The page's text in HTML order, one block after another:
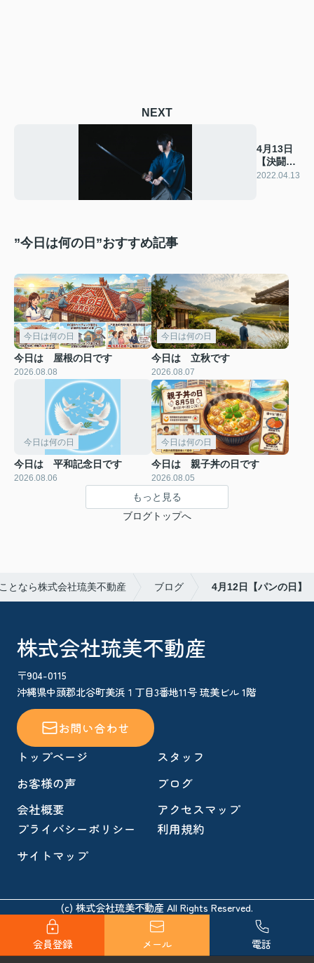
NEXT
4月13日
【決闘の
日】
2022.04.13
”今日は何の日”おすすめ記事
今日は何の日
今日は 屋根の日です
2026.08.08
今日は何の日
今日は 立秋です
2026.08.07
今日は何の日
今日は 平和記念日です
2026.08.06
今日は何の日
今日は 親子丼の日です
2026.08.05
もっと見る
ブログトップへ
となら株式会社琉美不動産 ブログ 4月12日【パンの日】
株式会社琉美不動産
〒904-0115
沖縄県中頭郡北谷町美浜１丁目3番地11号 琉美ビル 1階
お問い合わせ
トップページ
スタッフ
お客様の声
ブログ
会社概要
アクセスマップ
プライバシーポリシー
利用規約
サイトマップ
(c) 株式会社琉美不動産 All Rights Reserved.
会員登録 メール 電話